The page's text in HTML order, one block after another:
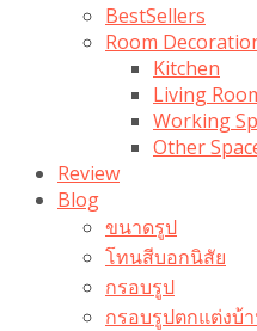
BestSellers
Room
Kitchen
Living
Working
Other
Review
Blog
ขนาดรูป
โทนสีบอกนิสัย
กรอบรูป
กรอบรูปตกแต่งบ้